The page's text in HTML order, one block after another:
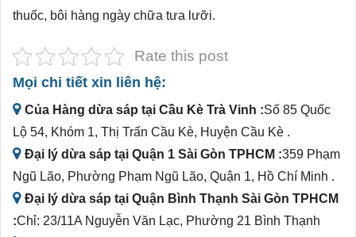
thuốc, bôi hàng ngày chữa tưa lưỡi.
Rate this post
Mọi chi tiết xin liên hệ:
Của Hàng dừa sáp tại Cầu Kè Trà Vinh :Số 85 Quốc
Lộ 54, Khóm 1, Thị Trấn Cầu Kè, Huyện Cầu Kè .
Đại lý dừa sáp tại Quận 1 Sài Gòn TPHCM :359 Phạm
Ngũ Lão, Phường Phạm Ngũ Lão, Quận 1, Hồ Chí Minh .
Đại lý dừa sáp tại Quận Bình Thạnh Sài Gòn TPHCM
:Chỉ: 23/11A Nguyễn Văn Lạc, Phường 21 Bình Thạnh